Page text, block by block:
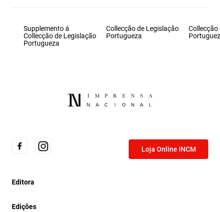
Supplemento á
Collecção de Legislação
Portugueza
Collecção de Legislação
Portugueza
Collecção
Loja Online INCM
Editora
Edições